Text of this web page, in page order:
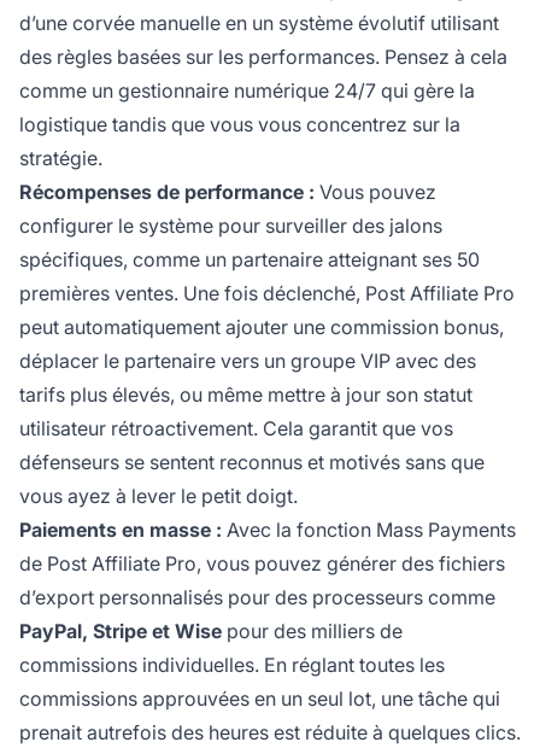
d’une corvée manuelle en un système évolutif utilisant
des règles basées sur les performances. Pensez à cela
comme un gestionnaire numérique 24/7 qui gère la
logistique tandis que vous vous concentrez sur la
stratégie.
Récompenses de performance : Vous pouvez
configurer le système pour surveiller des jalons
spécifiques, comme un partenaire atteignant ses 50
premières ventes. Une fois déclenché, Post Affiliate Pro
peut automatiquement ajouter une commission bonus,
déplacer le partenaire vers un groupe VIP avec des
tarifs plus élevés, ou même mettre à jour son statut
utilisateur rétroactivement. Cela garantit que vos
défenseurs se sentent reconnus et motivés sans que
vous ayez à lever le petit doigt.
Paiements en masse : Avec la fonction Mass Payments
de Post Affiliate Pro, vous pouvez générer des fichiers
d’export personnalisés pour des processeurs comme
PayPal, Stripe et Wise pour des milliers de
commissions individuelles. En réglant toutes les
commissions approuvées en un seul lot, une tâche qui
prenait autrefois des heures est réduite à quelques clics.